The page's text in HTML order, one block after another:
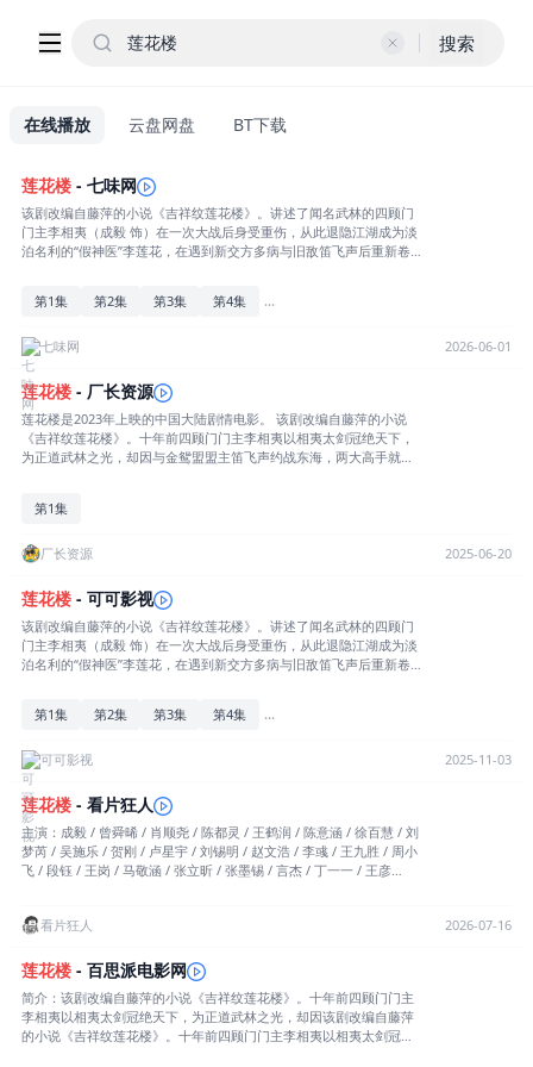
搜索
在线播放 云盘网盘 BT下载
莲花楼 - 七味网
该剧改编自藤萍的小说《吉祥纹莲花楼》。讲述了闻名武林的四顾门
门主李相夷（成毅 饰）在一次大战后身受重伤，从此退隐江湖成为淡
泊名利的“假神医”李莲花，在遇到新交方多病与旧敌笛飞声后重新卷
身受重伤，从此退隐江湖成为淡泊名利的“假神医”李莲花，在遇到新
扑朔迷离，抽丝剥茧方能断出真相，一段荡气回肠的侠义情即将热血
展开。[收起部分]
第1集 第2集 第3集 第4集 ...
七味网 2026-06-01
莲花楼 - 厂长资源
莲花楼是2023年上映的中国大陆剧情电影。 该剧改编自藤萍的小说
《吉祥纹莲花楼》。十年前四顾门门主李相夷以相夷太剑冠绝天下，
为正道武林之光，却因与金鸳盟盟主笛飞声约战东海，两大高手就此
医的头衔，本不想涉足江湖的他就这样卷入江湖。梦想行侠仗义安天
名医的罪证，而一直将李相夷视为劲敌的笛飞声，在重出江湖后认出
件，三人竟在嬉笑怒骂的破案过程中结下了深厚的友谊。本已无心江
湖事的李莲花和笛飞声在以天下安危为己任的少年方多病的带动下也
重新燃起热血豪情，三人携手战斗，共破江湖奇案，还天下正义和太
平。
第1集
厂长资源 2025-06-20
莲花楼 - 可可影视
该剧改编自藤萍的小说《吉祥纹莲花楼》。讲述了闻名武林的四顾门
门主李相夷（成毅 饰）在一次大战后身受重伤，从此退隐江湖成为淡
泊名利的“假神医”李莲花，在遇到新交方多病与旧敌笛飞声后重新卷
第1集 第2集 第3集 第4集 ...
可可影视 2025-11-03
莲花楼 - 看片狂人
主演：成毅 / 曾舜晞 / 肖顺尧 / 陈都灵 / 王鹤润 / 陈意涵 / 徐百慧 / 刘
梦芮 / 吴施乐 / 贺刚 / 卢星宇 / 刘锡明 / 赵文浩 / 李彧 / 王九胜 / 周小
飞 / 段钰 / 王岗 / 马敬涵 / 张立昕 / 张墨锡 / 言杰 / 丁一一 / 王彦
菁华 / 孔琳 / 于波 / 李若嘉 / 张帆 / 骆明劼 / 孙之鸿 / 金蒲 / 赫子
榣 / 郭军 / 李晓红 / 张洋 / 叶青青 / 杨晨璐 / 沈泰 / 杨钧丞 / 王力 / 贾
玉华 / 贺文潇 / 陈佳意 / 周洛伊 / 高玉庆 / 程诚 / 刘瀚阳 / 李曼 / 刘亚
鹏 / 白海涛 / 张层层 / 姜震昊 / 郭鑫 / 呈让 / 许烁 / 李诗妍 / 弋凡 / 胡
伊林 / 赵铭洲 / 张野 / 张志伟 / 高毅 / 于诚群 / 赵崇越 / 胡希凡 / 孙奉
招 / 刘蔚森 / 王羿鹍 / 陈国良 / 白利卫 / 魏劲松 / 沈嘉池 / 释恒毅 / 朱
看片狂人 2026-07-16
莲花楼 - 百思派电影网
简介：该剧改编自藤萍的小说《吉祥纹莲花楼》。十年前四顾门门主
李相夷以相夷太剑冠绝天下，为正道武林之光，却因该剧改编自藤萍
的小说《吉祥纹莲花楼》。十年前四顾门门主李相夷以相夷太剑冠绝